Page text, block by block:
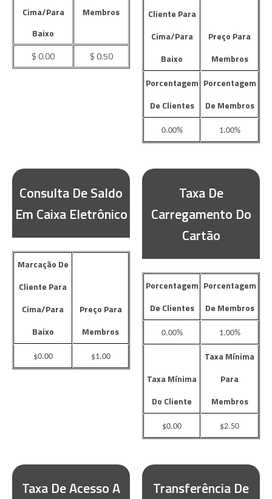
Cima/Para
Baixo
Membros
$ 0.00 $ 0.50
Cliente Para
Cima/Para
Baixo
Preço Para
Membros
Porcentagem
De Clientes
Porcentagem
De Membros
0.00% 1.00%
Consulta De Saldo
Em Caixa Eletrônico
Marcação De
Cliente Para
Cima/Para
Baixo
Preço Para
Membros
$0.00 $1.00
Taxa De
Carregamento Do
Cartão
Porcentagem
De Clientes
Porcentagem
De Membros
0.00% 1.00%
Taxa Mínima
Do Cliente
Taxa Mínima
Para
Membros
$0.00 $2.50
Taxa De Acesso A Transferência De